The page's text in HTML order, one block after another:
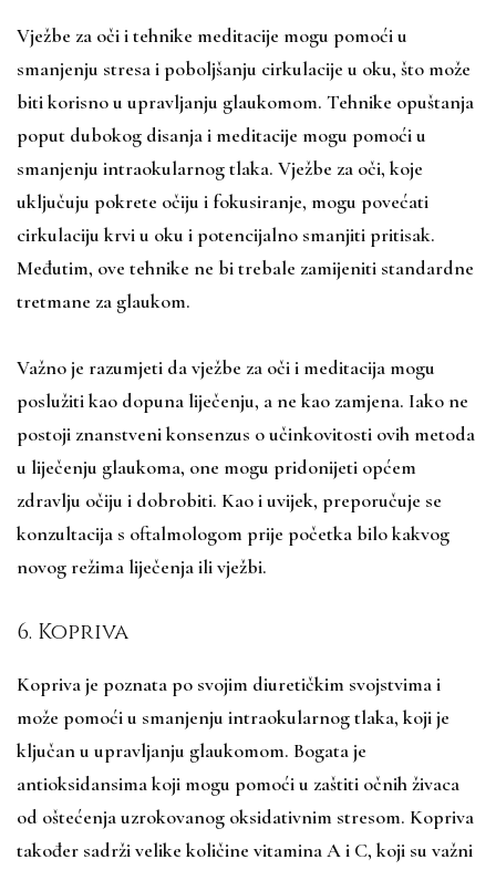
Vježbe za oči i tehnike meditacije mogu pomoći u
smanjenju stresa i poboljšanju cirkulacije u oku, što može
biti korisno u upravljanju glaukomom. Tehnike opuštanja
poput dubokog disanja i meditacije mogu pomoći u
smanjenju intraokularnog tlaka. Vježbe za oči, koje
uključuju pokrete očiju i fokusiranje, mogu povećati
cirkulaciju krvi u oku i potencijalno smanjiti pritisak.
Međutim, ove tehnike ne bi trebale zamijeniti standardne
tretmane za glaukom.
Važno je razumjeti da vježbe za oči i meditacija mogu
poslužiti kao dopuna liječenju, a ne kao zamjena. Iako ne
postoji znanstveni konsenzus o učinkovitosti ovih metoda
u liječenju glaukoma, one mogu pridonijeti općem
zdravlju očiju i dobrobiti. Kao i uvijek, preporučuje se
konzultacija s oftalmologom prije početka bilo kakvog
novog režima liječenja ili vježbi.
6. Kopriva
Kopriva je poznata po svojim diuretičkim svojstvima i
može pomoći u smanjenju intraokularnog tlaka, koji je
ključan u upravljanju glaukomom. Bogata je
antioksidansima koji mogu pomoći u zaštiti očnih živaca
od oštećenja uzrokovanog oksidativnim stresom. Kopriva
također sadrži velike količine vitamina A i C, koji su važni